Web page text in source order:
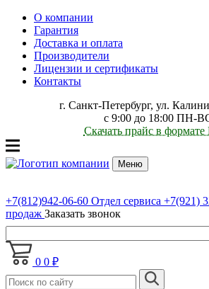
О компании
Гарантия
Доставка и оплата
Производители
Лицензии и сертификаты
Контакты
г. Санкт-Петербург, ул.
с 9:00 до 18:00 ПН-
Скачать прайс в формате
Меню
+7(812)942-06-60 Отдел сервиса +7(921)
продаж Заказать звонок
0 0 ₽